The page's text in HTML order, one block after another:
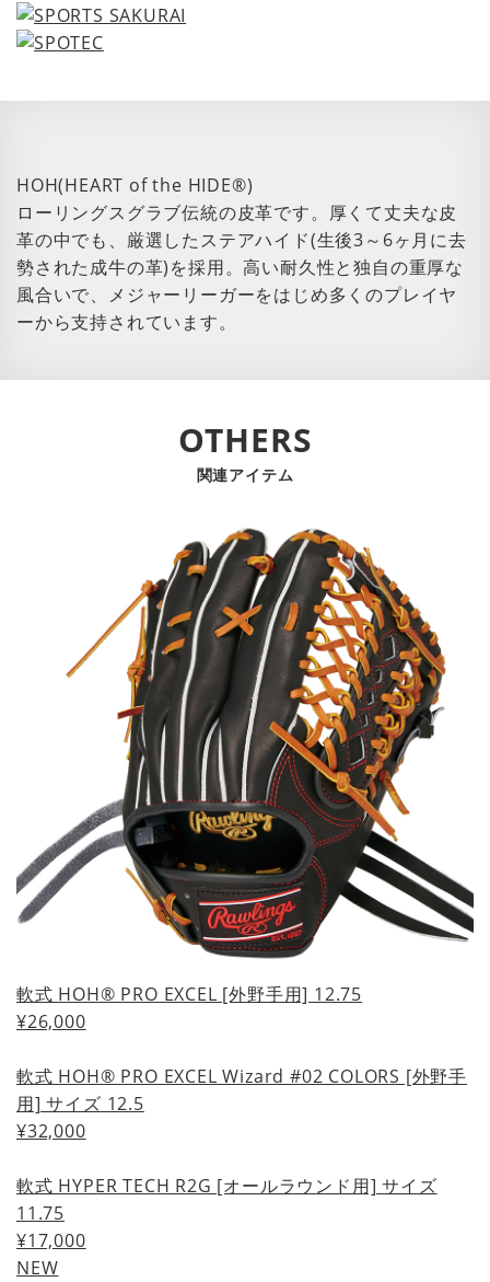
HOH(HEART of the HIDE®)
ローリングスグラブ伝統の皮革です。厚くて丈夫な皮
革の中でも、厳選したステアハイド(生後3～6ヶ月に去
勢された成牛の革)を採用。高い耐久性と独自の重厚な
風合いで、メジャーリーガーをはじめ多くのプレイヤ
ーから支持されています。
OTHERS
関連アイテム
軟式 HOH® PRO EXCEL [外野手用] 12.75
¥26,000
軟式 HOH® PRO EXCEL Wizard #02 COLORS [外野手
用] サイズ 12.5
¥32,000
軟式 HYPER TECH R2G [オールラウンド用] サイズ
11.75
¥17,000
NEW